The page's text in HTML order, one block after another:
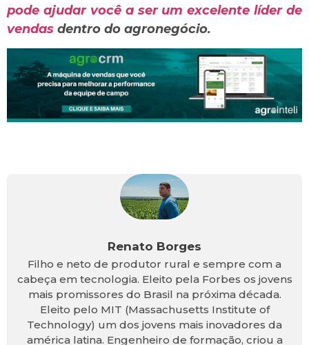
pode ajudar você a ser um excelente líder de
vendas dentro do agronegócio.
Renato Borges
Filho e neto de produtor rural e sempre com a
cabeça em tecnologia. Eleito pela Forbes os jovens
mais promissores do Brasil na próxima década.
Eleito pelo MIT (Massachusetts Institute of
Technology) um dos jovens mais inovadores da
américa latina. Engenheiro de formação, criou a